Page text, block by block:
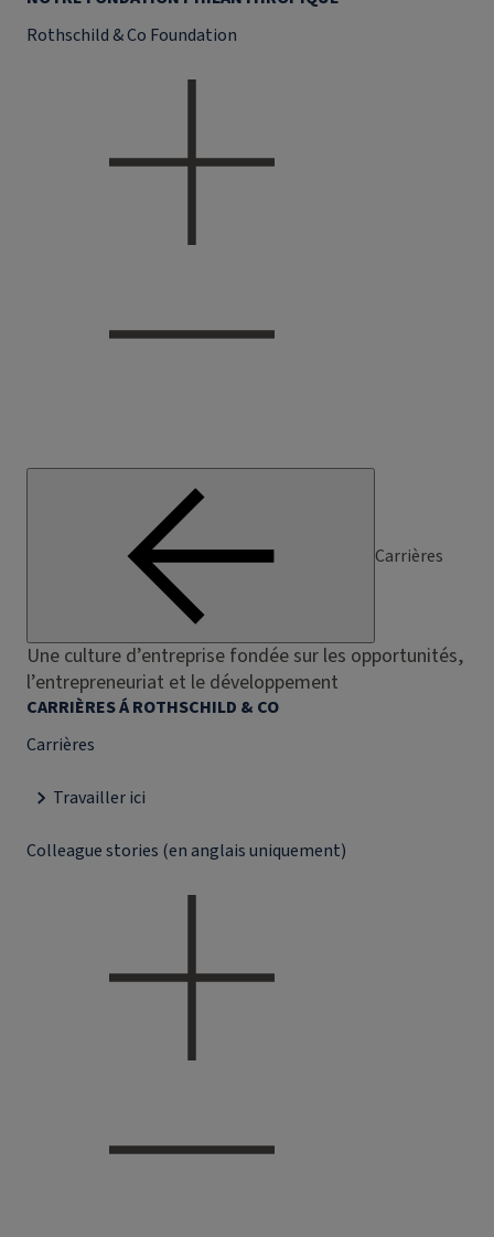
Rothschild & Co Foundation
Carrières
Une culture d’entreprise fondée sur les opportunités,
l’entrepreneuriat et le développement
CARRIÈRES Á ROTHSCHILD & CO
Carrières
Travailler ici
Colleague stories (en anglais uniquement)